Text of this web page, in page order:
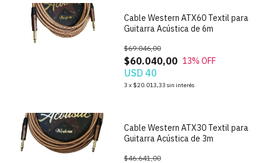
Cable Western ATX60 Textil para
Guitarra Acústica de 6m
$60.040,00
$69.046,00
13% OFF
USD 40
3 x $20.013,33 sin interés
Cable Western ATX30 Textil para
Guitarra Acústica de 3m
$46.641,00